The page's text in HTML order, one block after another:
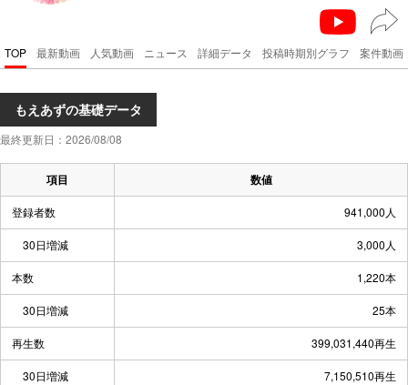
TOP 最新動画 人気動画 ニュース 詳細データ 投稿時期別グラフ 案件動画
もえあずの基礎データ
最終更新日：2026/08/08
項目 数値
登録者数 941,000人
30日増減 3,000人
本数 1,220本
30日増減 25本
再生数 399,031,440再生
30日増減 7,150,510再生